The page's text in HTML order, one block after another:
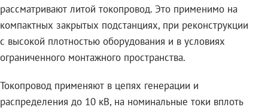
рассматривают литой токопровод. Это применимо на
компактных закрытых подстанциях, при реконструкции
с высокой плотностью оборудования и в условиях
ограниченного монтажного пространства.
Токопровод применяют в цепях генерации и
распределения до 10 кВ, на номинальные токи вплоть